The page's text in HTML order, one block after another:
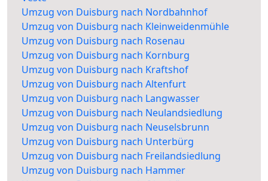
Umzug von Duisburg nach Nordbahnhof
Umzug von Duisburg nach Kleinweidenmühle
Umzug von Duisburg nach Rosenau
Umzug von Duisburg nach Kornburg
Umzug von Duisburg nach Kraftshof
Umzug von Duisburg nach Altenfurt
Umzug von Duisburg nach Langwasser
Umzug von Duisburg nach Neulandsiedlung
Umzug von Duisburg nach Neuselsbrunn
Umzug von Duisburg nach Unterbürg
Umzug von Duisburg nach Freilandsiedlung
Umzug von Duisburg nach Hammer